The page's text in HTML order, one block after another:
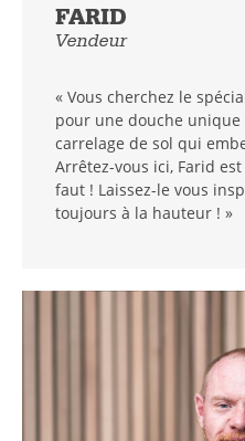
FARID
Vendeur
« Vous cherchez le
pour une douche
carrelage de sol qui
Arrêtez-vous ici, Farid
faut ! Laissez-le vous
toujours à la hauteur ! »